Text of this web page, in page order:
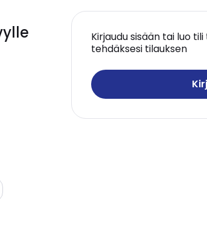
Kirjaudu sisään tai luo
tehdäksesi tilauksen
vaihtoehdot